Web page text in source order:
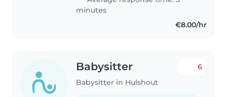
minutes
€8.00/hr
Babysitter
Babysitter in Hulshout
6